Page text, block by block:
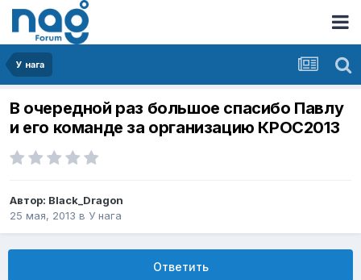
У нага
В очередной раз большое спасибо Павлу
и его команде за организацию КРОС2013
Автор: Black_Dragon
25 мая, 2013 в У нага
Ответить